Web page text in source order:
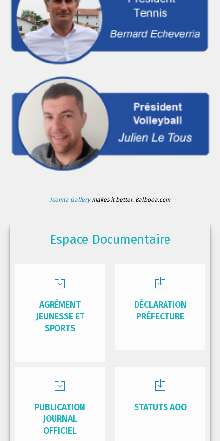
Joomla Gallerymakes it better. Balbooa.com
Espace Documentaire
AGRÉMENT
JEUNESSE ET
SPORTS
DÉCLARATION
PRÉFECTURE
PUBLICATION
JOURNAL
OFFICIEL
STATUTS AOO